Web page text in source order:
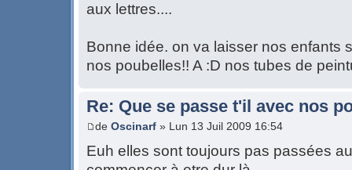
aux lettres....
Bonne idée. on va laisser nos enfants
nos poubelles!! A :D nos tubes de
Re: Que se passe t'il avec nos
de Oscinarf » Lun 13 Juil 2009 16:54
Euh elles sont toujours pas passées